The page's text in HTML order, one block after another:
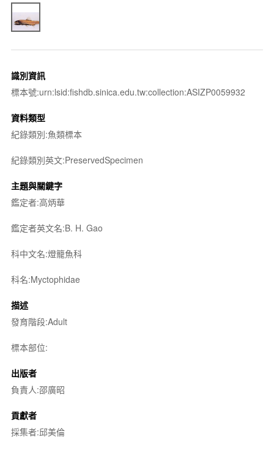
識別資訊
標本號:urn:lsid:fishdb.sinica.edu.tw:collection:ASIZP0059932
資料類型
紀錄類別:魚類標本
紀錄類別英文:PreservedSpecimen
主題與關鍵字
鑑定者:高炳華
鑑定者英文名:B. H. Gao
科中文名:燈籠魚科
科名:Myctophidae
描述
發育階段:Adult
標本部位:
出版者
負責人:邵廣昭
貢獻者
採集者:邱美倫